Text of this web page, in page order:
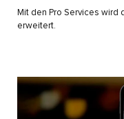
Mit den Pro Services wird
erweitert.